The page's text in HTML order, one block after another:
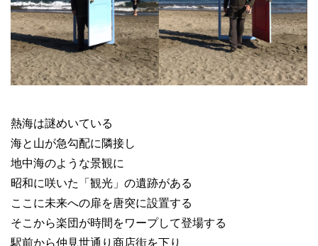
熱海は謎めいている
海と山が急勾配に隣接し
地中海のような景観に
昭和に咲いた「観光」の遺跡がある
ここに未来への扉を唐突に設置する
そこから楽団が時間をワープして登場する
駅前から仲見世通り商店街を下り